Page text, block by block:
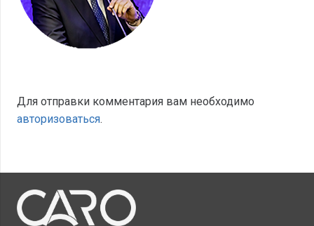
Для отправки комментария вам необходимо
авторизоваться.